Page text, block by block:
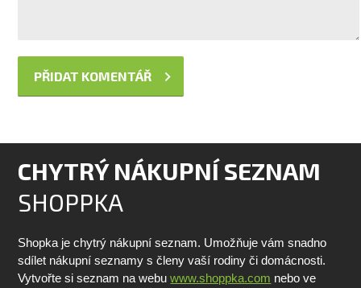
CHYTRÝ NÁKUPNÍ SEZNAM
SHOPPKA
Shopka je chytrý nákupní seznam. Umožňuje vám snadno
sdílet nákupní seznamy s členy vaší rodiny či domácnosti.
Vytvořte si seznam na webuwww.shoppka.com nebo ve